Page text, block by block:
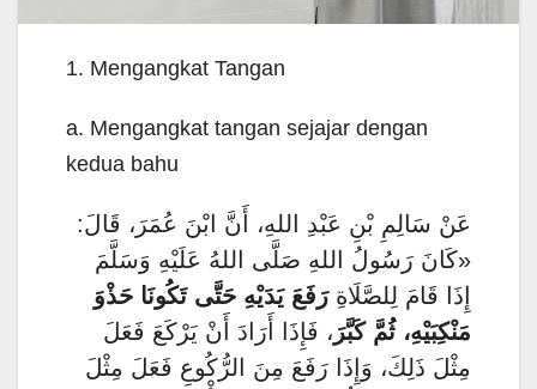
1. Mengangkat Tangan
a. Mengangkat tangan sejajar dengan
kedua bahu
عَنْ سَالِمِ بْنِ عَبْدِ اللهِ، أَنَّ ابْنَ عُمَرَ، قَالَ:
«كَانَ رَسُولُ اللهِ صَلَّى اللهُ عَلَيْهِ وَسَلَّمَ
إِذَا قَامَ لِلصَّلَاةِرَفَعَ يَدَيْهِ حَتَّى تَكُونَا حَذْوَ
مَنْكِبَيْهِ، ثُمَّ كَبَّرَ ، فَإِذَا أَرَادَ أَنْ يَرْكَعَ فَعَلَ
مِثْلَ ذَلِكَ، وَإِذَا رَفَعَ مِنَ الرُّكُوعِ فَعَلَ مِثْلَ